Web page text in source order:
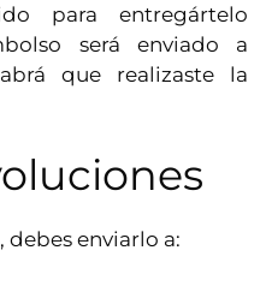
para entregártelo
será enviado a
que realizaste la
enviarlo a: